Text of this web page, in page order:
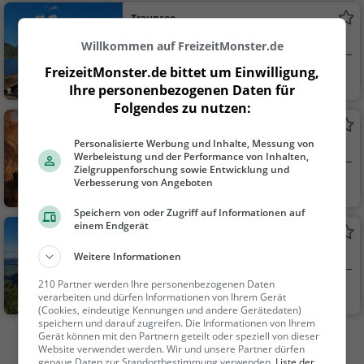
Traunsee
See in Traunkirchen
Traunkirchen, Öste
rr...
Familie & Kinder,
Natur, See
Höhle in Ebensee
Ebensee, Österreic
keit
Traunseeblick
Aussichtspunkt in Ebensee
Ebensee, Österreic
h
Aussichtspunkt, F
amilie & Kinder, Natu
r
Mehr Aktivitäten in Traunkirchen finden
Willkommen auf FreizeitMonster.de
FreizeitMonster.de bittet um Einwilligung,
Ihre personenbezogenen Daten für
Folgendes zu nutzen:
Personalisierte Werbung und Inhalte, Messung von
Werbeleistung und der Performance von Inhalten,
Zielgruppenforschung sowie Entwicklung und
Verbesserung von Angeboten
Speichern von oder Zugriff auf Informationen auf
einem Endgerät
Weitere Informationen
210 Partner werden Ihre personenbezogenen Daten
verarbeiten und dürfen Informationen von Ihrem Gerät
(Cookies, eindeutige Kennungen und andere Gerätedaten)
speichern und darauf zugreifen. Die Informationen von Ihrem
Gerät können mit den Partnern geteilt oder speziell von dieser
Website verwendet werden. Wir und unsere Partner dürfen